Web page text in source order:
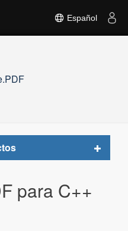
Español
Toggle
para C++